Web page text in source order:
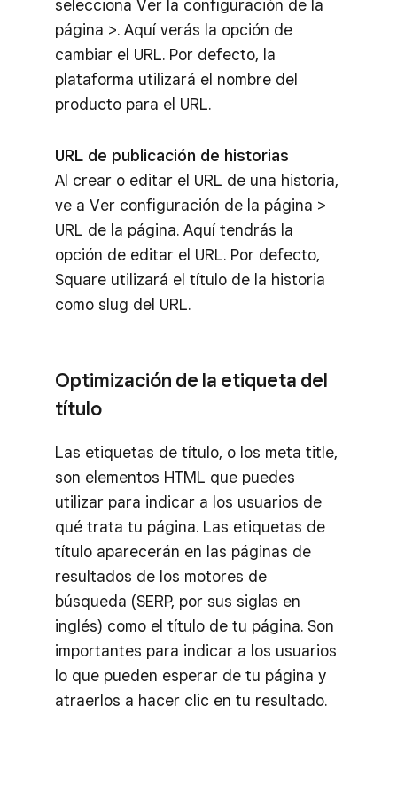
selecciona Ver la configuración de la
página >. Aquí verás la opción de
cambiar el URL. Por defecto, la
plataforma utilizará el nombre del
producto para el URL.
URL de publicación de historias
Al crear o editar el URL de una historia,
ve a Ver configuración de la página >
URL de la página. Aquí tendrás la
opción de editar el URL. Por defecto,
Square utilizará el título de la historia
como slug del URL.
Optimización de la etiqueta del
título
Las etiquetas de título, o los meta title,
son elementos HTML que puedes
utilizar para indicar a los usuarios de
qué trata tu página. Las etiquetas de
título aparecerán en las páginas de
resultados de los motores de
búsqueda (SERP, por sus siglas en
inglés) como el título de tu página. Son
importantes para indicar a los usuarios
lo que pueden esperar de tu página y
atraerlos a hacer clic en tu resultado.